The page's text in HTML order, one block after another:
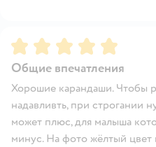
Рейтинг:5
Общие впечатления
Хорошие карандаши. Чтобы
надавливть, при строгании
может плюс, для малыша
минус. На фото жёлтый